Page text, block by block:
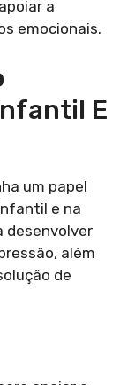
a
emocionais.
E
um papel
e na
desenvolver
além
de